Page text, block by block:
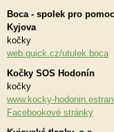
Boca - spolek pro
Kyjova
kočky
web.quick.cz/utulek.boca
Kočky SOS Hodonín
kočky
www.kocky-
Facebookové stránky